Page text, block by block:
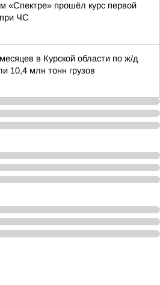
«Спектре» прошёл курс первой
ЧС
в Курской области по ж/д
10,4 млн тонн грузов